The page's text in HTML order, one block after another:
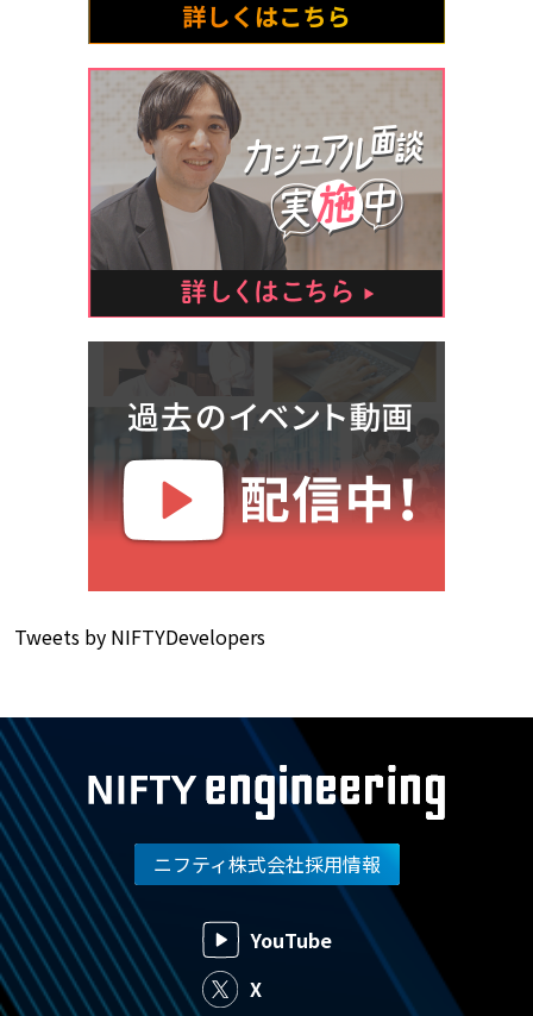
Tweets by NIFTYDevelopers
ニフティ株式会社採用情報
YouTube
X